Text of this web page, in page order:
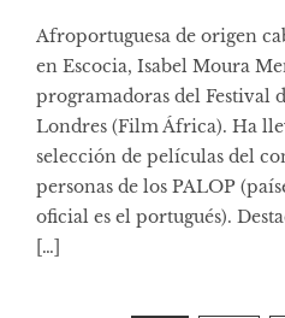
Afroportuguesa de origen
en Escocia, Isabel Moura
programadoras del Festival
Londres (Film África). Ha
selección de películas del
personas de los PALOP
oficial es el portugués).
[…]